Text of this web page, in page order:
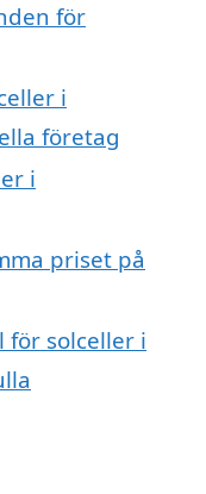
för
i
företag
i
priset på
för solceller i